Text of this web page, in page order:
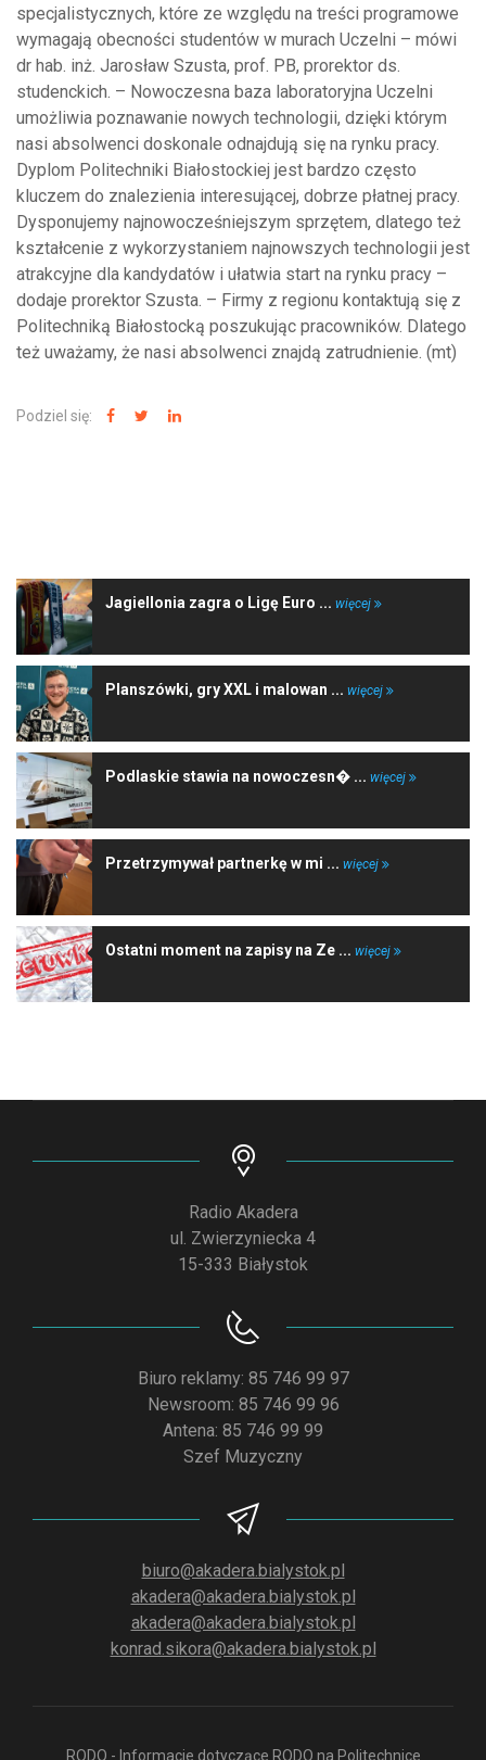
specjalistycznych, które ze względu na treści programowe
wymagają obecności studentów w murach Uczelni – mówi
dr hab. inż. Jarosław Szusta, prof. PB, prorektor ds.
studenckich. – Nowoczesna baza laboratoryjna Uczelni
umożliwia poznawanie nowych technologii, dzięki którym
nasi absolwenci doskonale odnajdują się na rynku pracy.
Dyplom Politechniki Białostockiej jest bardzo często
kluczem do znalezienia interesującej, dobrze płatnej pracy.
Dysponujemy najnowocześniejszym sprzętem, dlatego też
kształcenie z wykorzystaniem najnowszych technologii jest
atrakcyjne dla kandydatów i ułatwia start na rynku pracy –
dodaje prorektor Szusta. – Firmy z regionu kontaktują się z
Politechniką Białostocką poszukując pracowników. Dlatego
też uważamy, że nasi absolwenci znajdą zatrudnienie. (mt)
Podziel się:
Jagiellonia zagra o Ligę Euro ... więcej
Planszówki, gry XXL i malowan ... więcej
Podlaskie stawia na nowoczesn� ... więcej
Przetrzymywał partnerkę w mi ... więcej
Ostatni moment na zapisy na Ze ... więcej
Radio Akadera
ul. Zwierzyniecka 4
15-333 Białystok
Biuro reklamy: 85 746 99 97
Newsroom: 85 746 99 96
Antena: 85 746 99 99
Szef Muzyczny
biuro@akadera.bialystok.pl
akadera@akadera.bialystok.pl
akadera@akadera.bialystok.pl
konrad.sikora@akadera.bialystok.pl
RODO - Informacje dotyczące RODO na Politechnice